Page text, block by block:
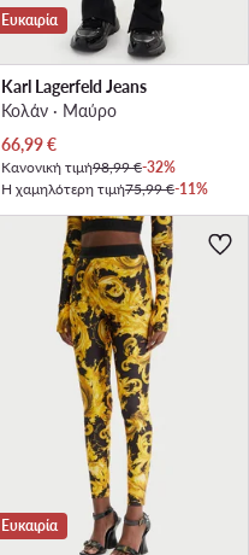
Ευκαιρία
Karl Lagerfeld Jeans
Κολάν · Μαύρο
Τρέχουσα τιμή
66,99€
Κανονική τιμή98,99 €-32%
Η χαμηλότερη τιμή75,99 €-11%
Ευκαιρία